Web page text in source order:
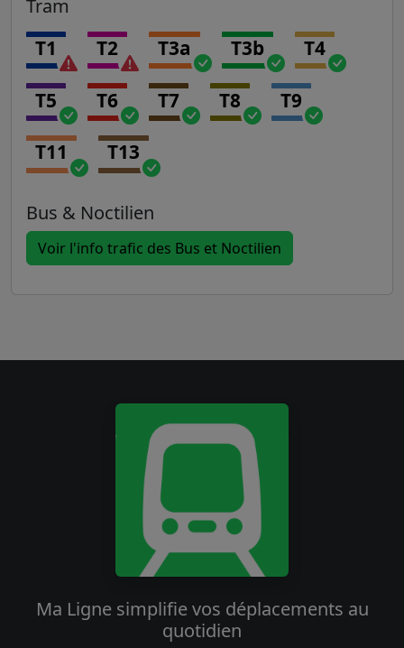
Tram
T1 T2 T3a T3b T4
T5 T6 T7 T8 T9
T11 T13
Bus & Noctilien
Voir l'info trafic des Bus et Noctilien
Ma Ligne simplifie vos déplacements au
quotidien